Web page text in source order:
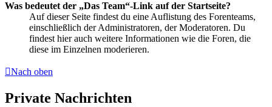
Was bedeutet der „Das Team“-Link auf der Startseite?
Auf dieser Seite findest du eine Auflistung des Forenteams,
einschließlich der Administratoren, der Moderatoren. Du
findest hier auch weitere Informationen wie die Foren, die
diese im Einzelnen moderieren.
Nach oben
Private Nachrichten